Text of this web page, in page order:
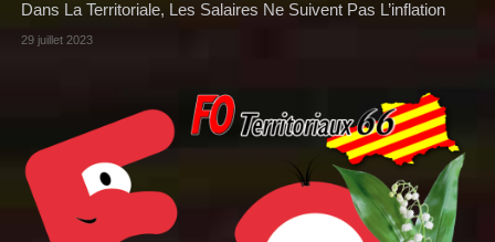
Dans La Territoriale, Les Salaires Ne Suivent Pas L’inflation
29 juillet 2023